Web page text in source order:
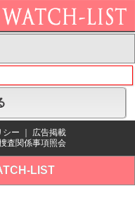
シー
広告掲載
査関係事項照会
LIST